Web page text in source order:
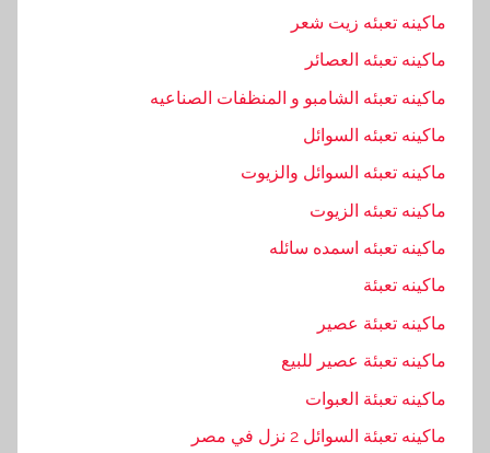
ك
ت
و
م
ي
س
ل
س
ة
,
ماكينه تعبئه زيت شعر
ماكينه تعبئه العصائر
ماكينه تعبئه الشامبو و المنظفات الصناعيه
ماكينه تعبئه السوائل
ماكينه تعبئه السوائل والزيوت
ماكينه تعبئه الزيوت
ماكينه تعبئه اسمده سائله
ماكينه تعبئة
ماكينه تعبئة عصير
ماكينه تعبئة عصير للبيع
ماكينه تعبئة العبوات
ماكينه تعبئة السوائل 2 نزل في مصر